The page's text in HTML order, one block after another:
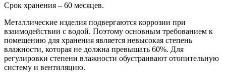
Срок хранения – 60 месяцев.
Металлические изделия подвергаются коррозии при
взаимодействии с водой. Поэтому основным требованием к
помещению для хранения является невысокая степень
влажности, которая не должна превышать 60%. Для
регулировки степени влажности обустраивают отопительную
систему и вентиляцию.